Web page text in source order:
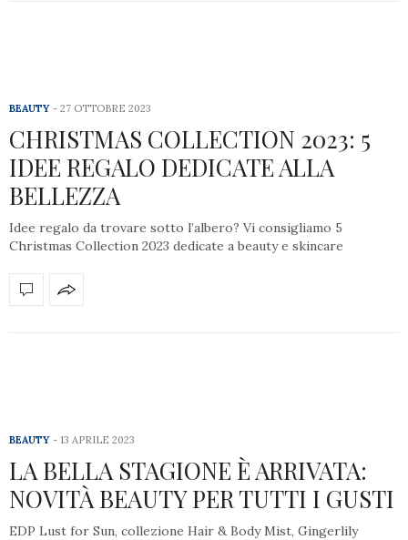
BEAUTY 27 OTTOBRE 2023
CHRISTMAS COLLECTION 2023: 5
IDEE REGALO DEDICATE ALLA
BELLEZZA
Idee regalo da trovare sotto l’albero? Vi consigliamo 5
Christmas Collection 2023 dedicate a beauty e skincare
BEAUTY 13 APRILE 2023
LA BELLA STAGIONE È ARRIVATA:
NOVITÀ BEAUTY PER TUTTI I GUSTI
EDP Lust for Sun, collezione Hair & Body Mist, Gingerlily